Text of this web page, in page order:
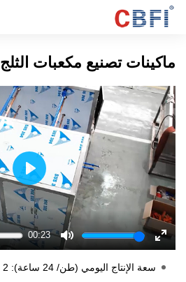
ماكينات تصنيع مكعبات الثلج CV2000
00:23
Mute
Enter
Play
سعة الإنتاج اليومي (طن/ 24 ساعة): 2